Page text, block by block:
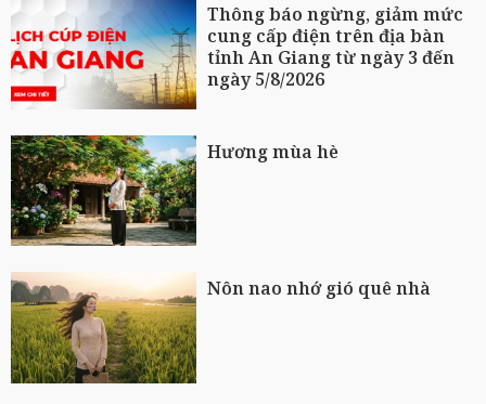
Thông báo ngừng, giảm mức
cung cấp điện trên địa bàn
tỉnh An Giang từ ngày 3 đến
ngày 5/8/2026
Hương mùa hè
Nôn nao nhớ gió quê nhà